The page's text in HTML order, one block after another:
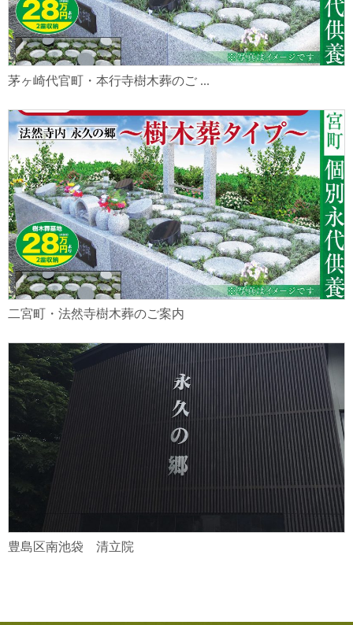
茅ヶ崎代官町・本行寺樹木葬のご ...
二宮町・法然寺樹木葬のご案内
豊島区南池袋 清立院